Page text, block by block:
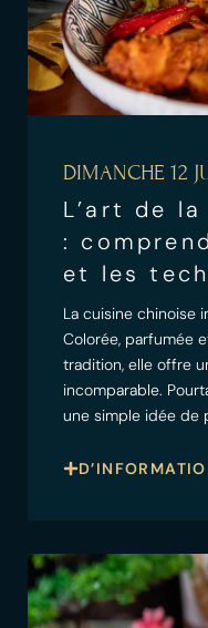
DIMANCHE 12
L’art de
:
et les
La cuisine chinoise
Colorée, parfumée
tradition, elle offre
incomparable.
une simple idée de